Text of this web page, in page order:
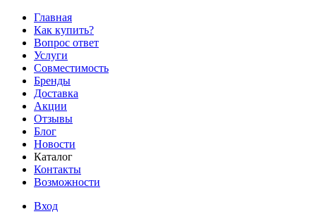
Главная
Как купить?
Вопрос ответ
Услуги
Совместимость
Бренды
Доставка
Акции
Отзывы
Блог
Новости
Каталог
Контакты
Возможности
Вход